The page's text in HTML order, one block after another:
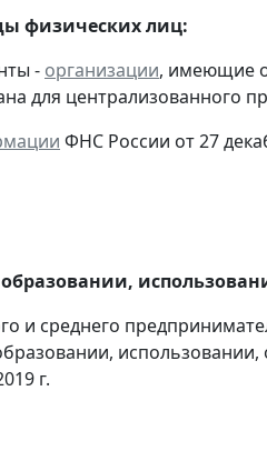
физических лиц:
- организации, имеющие
для
ФНС России от 27
образовании,
и среднего
г.